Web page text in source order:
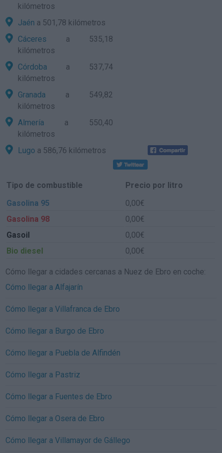
kilómetros
Jaén a 501,78 kilómetros
Cáceres a 535,18
kilómetros
Córdoba a 537,74
kilómetros
Granada a 549,82
kilómetros
Almería a 550,40
kilómetros
Lugo a 586,76 kilómetros
Tipo de combustible
Precio por litro
Gasolina 95
0,00€
Gasolina 98
0,00€
Gasoil
0,00€
Bio diesel
0,00€
Cómo llegar a cidades cercanas a Nuez de Ebro en coche:
Cómo llegar a Alfajarín
Cómo llegar a Villafranca de Ebro
Cómo llegar a Burgo de Ebro
Cómo llegar a Puebla de Alfindén
Cómo llegar a Pastriz
Cómo llegar a Fuentes de Ebro
Cómo llegar a Osera de Ebro
Cómo llegar a Villamayor de Gállego